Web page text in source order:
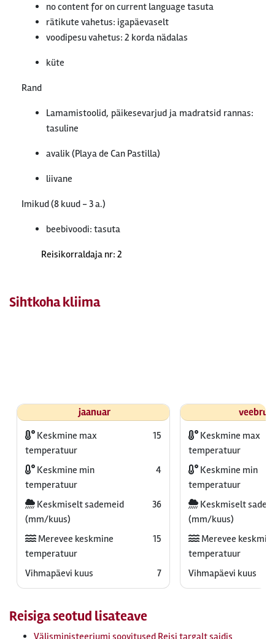
no content for on current language tasuta
rätikute vahetus: igapäevaselt
voodipesu vahetus: 2 korda nädalas
küte
Rand
Lamamistoolid, päikesevarjud ja madratsid rannas:
tasuline
avalik (Playa de Can Pastilla)
liivane
Imikud (8 kuud - 3 a.)
beebivoodi: tasuta
Reisikorraldaja nr: 2
Sihtkoha kliima
jaanuar
Keskmine max
temperatuur
15
Keskmine min
temperatuur
4
Keskmiselt sademeid
(mm/kuus)
36
Merevee keskmine
temperatuur
15
Vihmapäevi kuus 7
Keskmine max
temperatuur
Keskmine min
temperatuur
Keskmiselt
(mm/kuus)
Merevee
temperatuur
Vihmapäevi kuus
Reisiga seotud lisateave
Välisministeeriumi soovitused Reisi targalt saidis